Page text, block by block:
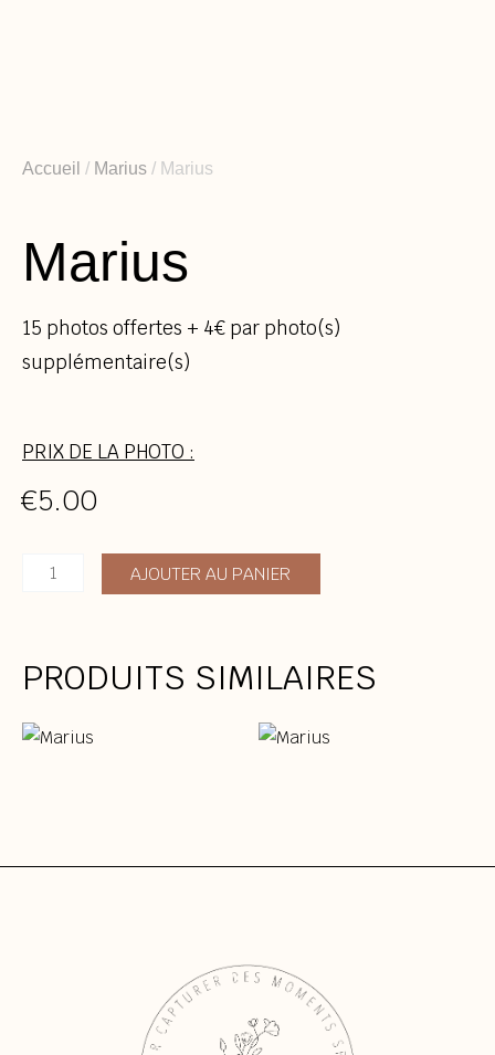
Accueil / Marius / Marius
Marius
15 photos offertes + 4€ par photo(s)
supplémentaire(s)
PRIX DE LA PHOTO :
€5.00
quantité
AJOUTER AU PANIER
PRODUITS SIMILAIRES